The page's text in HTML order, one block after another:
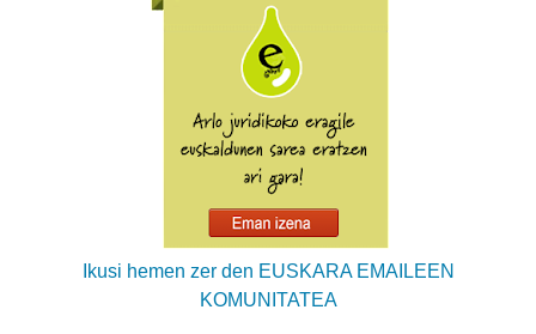
Ikusi hemen zer den EUSKARA EMAILEEN
KOMUNITATEA